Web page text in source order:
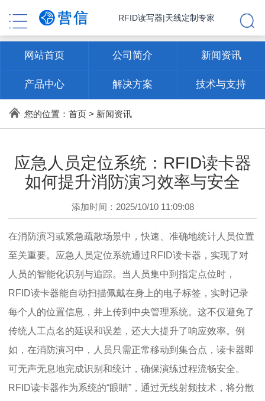
RFID读写器|天线定制专家
网站首页 公司简介 新闻资讯
产品中心 解决方案 技术与支持
联系方式
您的位置： 首页> 新闻资讯
应急人员定位系统：RFID读卡器
如何提升消防演习效率与安全
添加时间：2025/10/10 11:09:08
在消防演习或紧急疏散场景中，快速、准确地统计人员位置
至关重要。应急人员定位系统通过RFID读卡器，实现了对
人员的智能化识别与追踪。当人员集中到指定点位时，
RFID读卡器能自动扫描佩戴在身上的电子标签，实时记录
每个人的位置信息，并上传到中央管理系统。这不仅避免了
传统人工点名的延误和误差，还大大提升了响应效率。例
如，在消防演习中，人员只需正常移动到集合点，读卡器即
可无声无息地完成识别和统计，确保演练过程流畅安全。
RFID读卡器作为系统的“眼睛”，通过无线射频技术，将分散